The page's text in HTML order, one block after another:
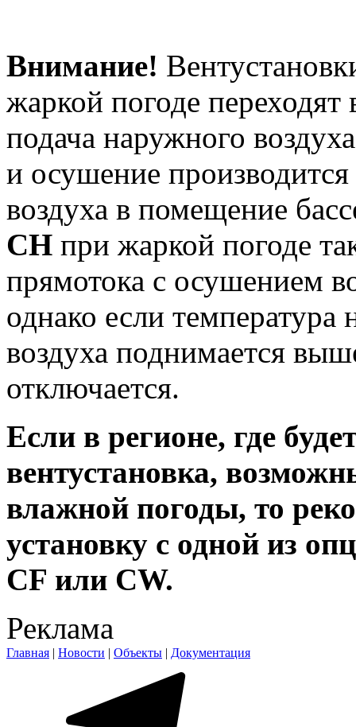
Внимание!
жаркой погоде
подача наружного
и осушение
воздуха в помещение
CH при жаркой погоде
прямотока с осушением
однако если
воздуха поднимается
отключается.
Если в регионе, где
вентустановка,
влажной погоды, то
установку с одной из
CF или CW.
Реклама
Главная | Новости | Объекты | Документация